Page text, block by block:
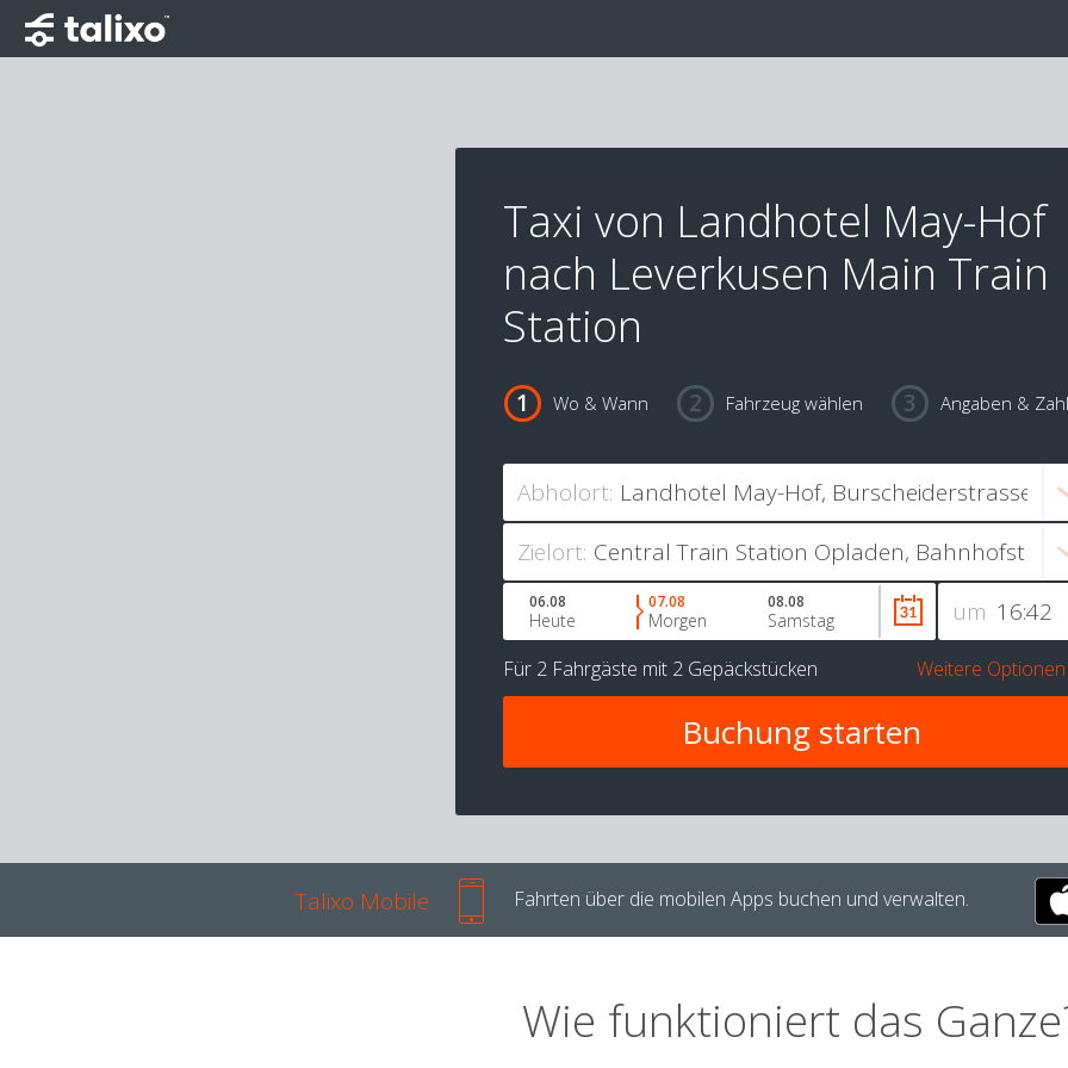
Taxi von Landhotel May-Hof
nach Leverkusen Main Train
Station
Wo & Wann Fahrzeug wählen Angaben &
Abholort:
Zielort:
um
06.08
Heute
07.08
Morgen
08.08
Samstag
Für 2 Fahrgäste mit 2 Gepäckstücken Weitere Optionen
Talixo Mobile Fahrten über die mobilen Apps buchen und verwalten.
Wie funktioniert das